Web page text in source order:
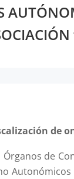
de
de